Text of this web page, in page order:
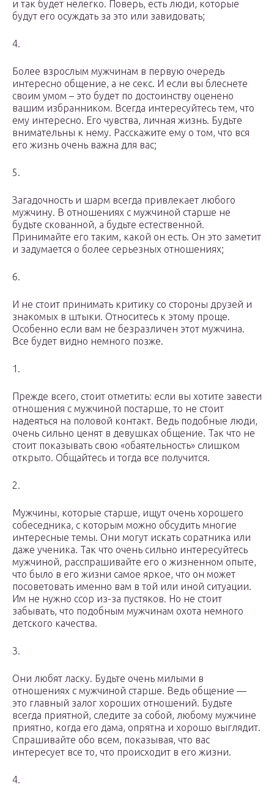
и так будет нелегко. Поверь, есть люди, которые
будут его осуждать за это или завидовать;
4.
Более взрослым мужчинам в первую очередь
интересно общение, а не секс. И если вы блеснете
своим умом – это будет по достоинству оценено
вашим избранником. Всегда интересуйтесь тем, что
ему интересно. Его чувства, личная жизнь. Будьте
внимательны к нему. Расскажите ему о том, что вся
его жизнь очень важна для вас;
5.
Загадочность и шарм всегда привлекает любого
мужчину. В отношениях с мужчиной старше не
будьте скованной, а будьте естественной.
Принимайте его таким, какой он есть. Он это заметит
и задумается о более серьезных отношениях;
6.
И не стоит принимать критику со стороны друзей и
знакомых в штыки. Относитесь к этому проще.
Особенно если вам не безразличен этот мужчина.
Все будет видно немного позже.
1.
Прежде всего, стоит отметить: если вы хотите завести
отношения с мужчиной постарше, то не стоит
надеяться на половой контакт. Ведь подобные люди,
очень сильно ценят в девушках общение. Так что не
стоит показывать свою «обаятельность» слишком
открыто. Общайтесь и тогда все получится.
2.
Мужчины, которые старше, ищут очень хорошего
собеседника, с которым можно обсудить многие
интересные темы. Они могут искать соратника или
даже ученика. Так что очень сильно интересуйтесь
мужчиной, расспрашивайте его о жизненном опыте,
что было в его жизни самое яркое, что он может
посоветовать именно вам в той или иной ситуации.
Им не нужно ссор из-за пустяков. Но не стоит
забывать, что подобным мужчинам охота немного
детского качества.
3.
Они любят ласку. Будьте очень милыми в
отношениях с мужчиной старше. Ведь общение —
это главный залог хороших отношений. Будьте
всегда приятной, следите за собой, любому мужчине
приятно, когда его дама, опрятна и хорошо выглядит.
Спрашивайте обо всем, показывая, что вас
интересует все то, что происходит в его жизни.
4.